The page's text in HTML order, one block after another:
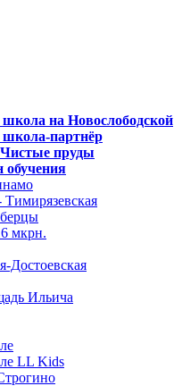
на Новослободской
партнёр
пруды
обучения
мкрн.
Достоевская
Ильича
LL Kids